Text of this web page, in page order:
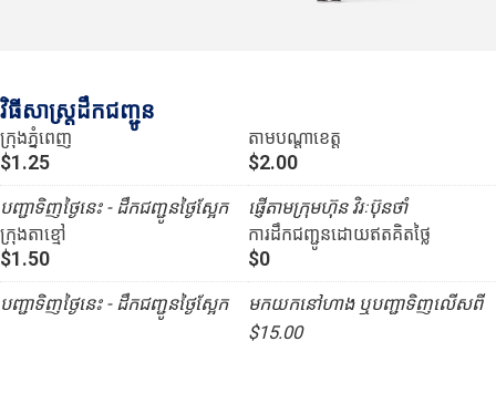
វិធីសាស្រ្តដឹកជញ្ជូន
ក្រុងភ្នំពេញ
$1.25
បញ្ជាទិញថ្ងៃនេះ - ដឹកជញ្ជូនថ្ងៃស្អែក
ក្រុងតាខ្មៅ
$1.50
បញ្ជាទិញថ្ងៃនេះ - ដឹកជញ្ជូនថ្ងៃស្អែក
តាមបណ្ដាខេត្ត
$2.00
ផ្ញើតាមក្រុមហ៊ុន វិរៈប៊ុនថាំ
ការដឹកជញ្ជូនដោយឥតគិតថ្លៃ
$0
មកយកនៅហាង ឬបញ្ជាទិញលើសពី
$15.00